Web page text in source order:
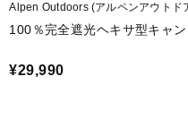
Alpen Outdoors (アルペンアウトド
100％完全遮光ヘキサ型キャ
¥29,990